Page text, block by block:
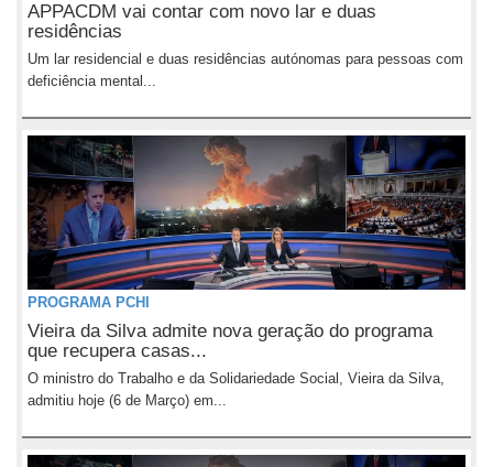
APPACDM vai contar com novo lar e duas
residências
Um lar residencial e duas residências autónomas para pessoas com
deficiência mental...
PROGRAMA PCHI
Vieira da Silva admite nova geração do programa
que recupera casas...
O ministro do Trabalho e da Solidariedade Social, Vieira da Silva,
admitiu hoje (6 de Março) em...